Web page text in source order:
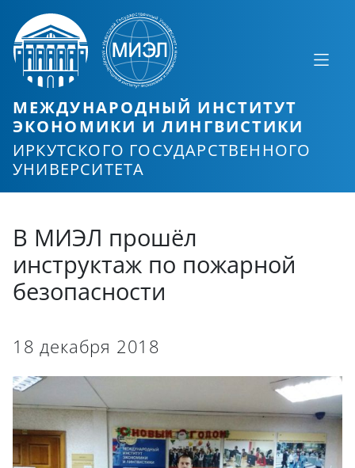
МЕЖДУНАРОДНЫЙ ИНСТИТУТ
ЭКОНОМИКИ И ЛИНГВИСТИКИ
ИРКУТСКОГО ГОСУДАРСТВЕННОГО
УНИВЕРСИТЕТА
В МИЭЛ прошёл
инструктаж по пожарной
безопасности
18 декабря 2018